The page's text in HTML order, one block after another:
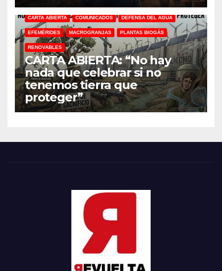
CARTA ABIERTA COMUNICADOS DEFENSA DEL AGUA
EFEMÉRIDES MACROGRANJAS PLANTAS BIOGÁS
RENOVABLES
CARTA ABIERTA: “No hay
nada que celebrar si no
tenemos tierra que
proteger”